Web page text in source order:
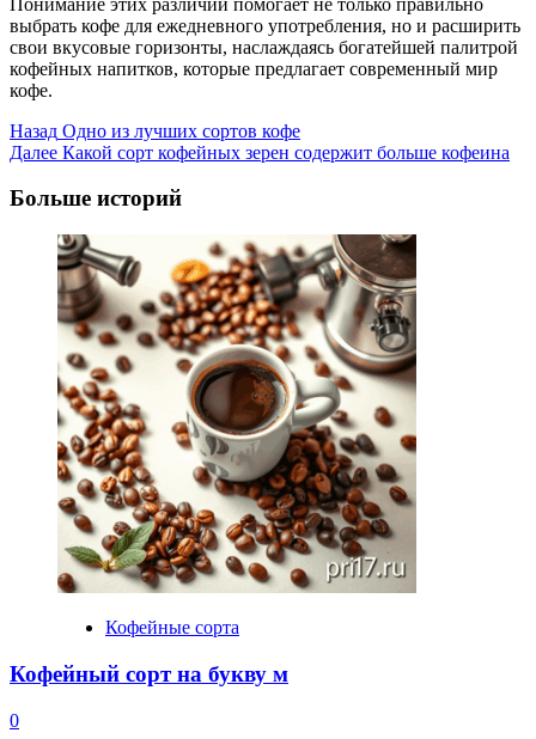
выбрать кофе для ежедневного употребления, но и расширить
свои вкусовые горизонты, наслаждаясь богатейшей палитрой
кофейных напитков, которые предлагает современный мир
кофе.
Post
Navigation
Назад Одно из лучших сортов кофе
Далее Какой сорт кофейных зерен содержит больше кофеина
Больше историй
Кофейные сорта
Кофейный сорт на букву м
0